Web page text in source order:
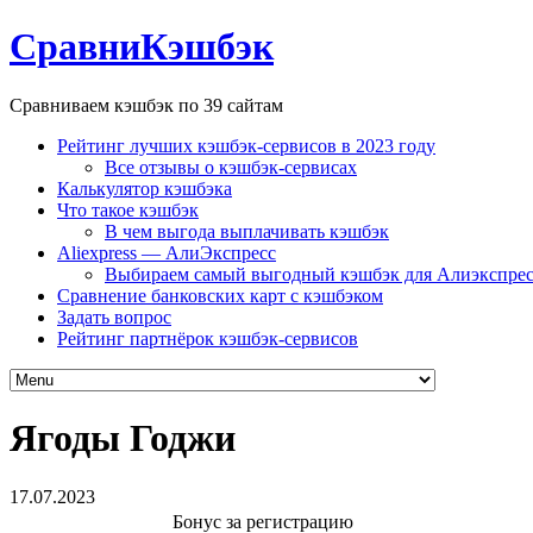
СравниКэшбэк
Сравниваем кэшбэк по 39 сайтам
Рейтинг лучших кэшбэк-сервисов в 2023 году
Все отзывы о кэшбэк-сервисах
Калькулятор кэшбэка
Что такое кэшбэк
В чем выгода выплачивать кэшбэк
Aliexpress — АлиЭкспресс
Выбираем самый выгодный кэшбэк для
Сравнение банковских карт с кэшбэком
Задать вопрос
Рейтинг партнёрок кэшбэк-сервисов
Ягоды Годжи
17.07.2023
Бонус за регистрацию